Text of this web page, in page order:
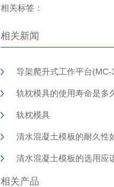
相关标签：
相关新闻
导架爬升式工作平台
轨枕模具的使用寿命是多
轨枕模具
清水混凝土模板的耐久性
清水混凝土模板的选用应
相关产品